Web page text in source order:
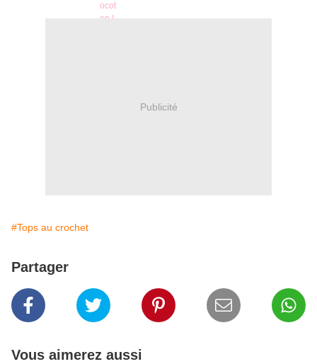
Publicité
#Tops au crochet
Partager
Vous aimerez aussi